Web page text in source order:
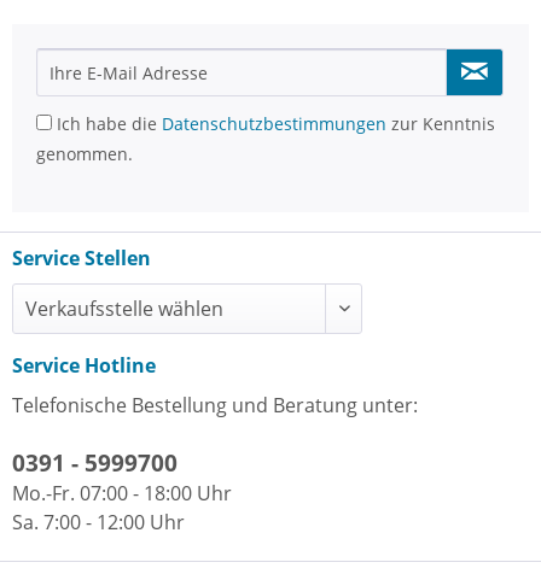
Ich habe die Datenschutzbestimmungen zur Kenntnis
genommen.
Service Stellen
Service Hotline
Telefonische Bestellung und Beratung unter:
0391 - 5999700
Mo.-Fr. 07:00 - 18:00 Uhr
Sa. 7:00 - 12:00 Uhr